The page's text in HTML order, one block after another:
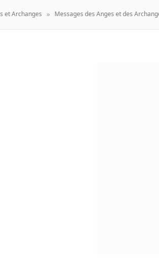
et Archanges » Messages des Anges et des